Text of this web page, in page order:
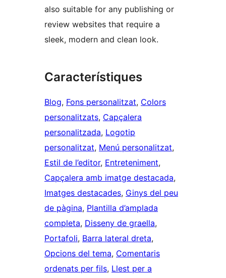
also suitable for any publishing or
review websites that require a
sleek, modern and clean look.
Característiques
Blog, Fons personalitzat, Colors
personalitzats, Capçalera
personalitzada, Logotip
personalitzat, Menú personalitzat
Estil de l’editor, Entreteniment
Capçalera amb imatge destacada
Imatges destacades, Ginys del peu
de pàgina, Plantilla d’amplada
completa, Disseny de graella
Portafoli, Barra lateral dreta
Opcions del tema, Comentaris
ordenats per fils, Llest per a